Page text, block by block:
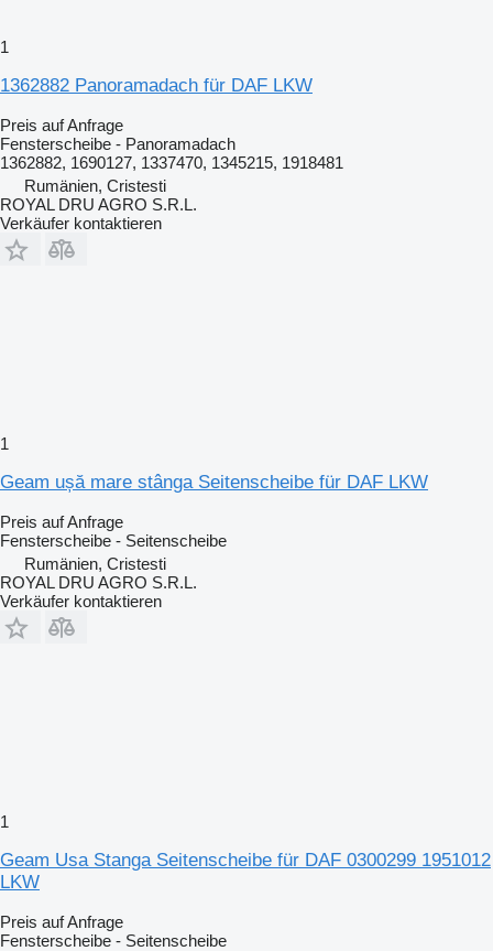
1
1362882 Panoramadach für DAF LKW
Preis auf Anfrage
Fensterscheibe - Panoramadach
1362882, 1690127, 1337470, 1345215, 1918481
Rumänien, Cristesti
ROYAL DRU AGRO S.R.L.
Verkäufer kontaktieren
1
Geam ușă mare stânga Seitenscheibe für DAF LKW
Preis auf Anfrage
Fensterscheibe - Seitenscheibe
Rumänien, Cristesti
ROYAL DRU AGRO S.R.L.
Verkäufer kontaktieren
1
Geam Usa Stanga Seitenscheibe für DAF 0300299 1951012
LKW
Preis auf Anfrage
Fensterscheibe - Seitenscheibe